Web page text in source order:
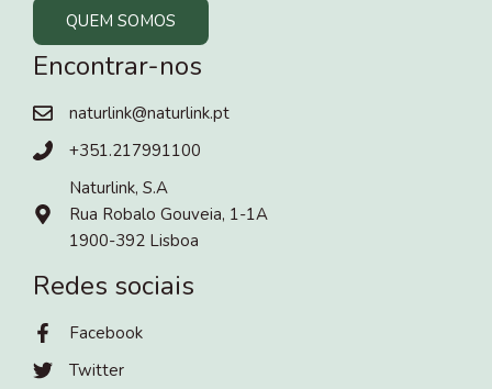
QUEM SOMOS
Encontrar-nos
naturlink@naturlink.pt
+351.217991100
Naturlink, S.A
Rua Robalo Gouveia, 1-1A
1900-392 Lisboa
Redes sociais
Facebook
Twitter